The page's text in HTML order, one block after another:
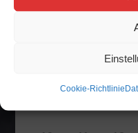
Cookie-Richtlinie
29